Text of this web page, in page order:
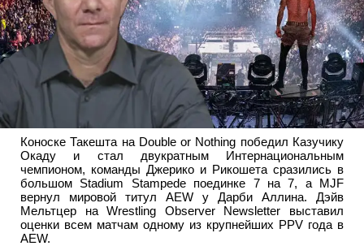
Коноске Такешта на Double or Nothing победил Казучику
Окаду и стал двукратным Интернациональным
чемпионом, команды Джерико и Рикошета сразились в
большом Stadium Stampede поединке 7 на 7, а MJF
вернул мировой титул AEW у Дарби Аллина. Дэйв
Мельтцер на Wrestling Observer Newsletter выставил
оценки всем матчам одному из крупнейших PPV года в
AEW.